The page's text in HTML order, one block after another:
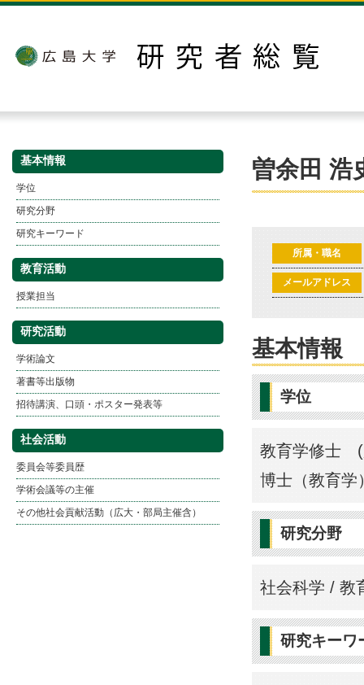
基本情報
学位
研究分野
研究キーワード
教育活動
授業担当
研究活動
学術論文
著書等出版物
招待講演、口頭・ポスター発表等
社会活動
委員会等委員歴
学術会議等の主催
その他社会貢献活動（広大・部局主催含）
曽余田 浩
所属・職名
メールアドレス
基本情報
学位
教育学修士 (
博士（教育
研究分野
社会科学 / 教
研究キーワ